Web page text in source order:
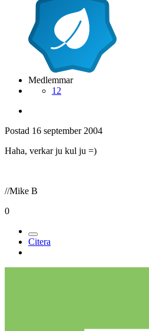
Medlemmar
12
Postad 16 september 2004
Haha, verkar ju kul ju =)
//Mike B
0
Citera